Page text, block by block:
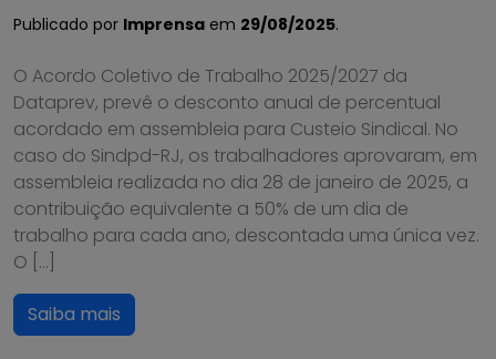
Publicado por Imprensa em 29/08/2025.
O Acordo Coletivo de Trabalho 2025/2027 da
Dataprev, prevê o desconto anual de percentual
acordado em assembleia para Custeio Sindical. No
caso do Sindpd-RJ, os trabalhadores aprovaram, em
assembleia realizada no dia 28 de janeiro de 2025, a
contribuição equivalente a 50% de um dia de
trabalho para cada ano, descontada uma única vez.
O […]
Saiba mais